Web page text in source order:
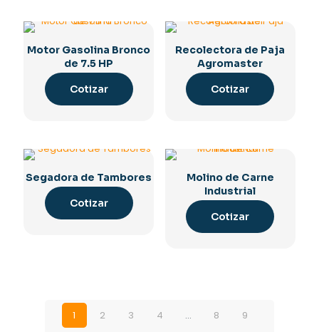
Motor Gasolina Bronco
de 7.5 HP
Cotizar
Recolectora de Paja
Agromaster
Cotizar
Segadora de Tambores
Cotizar
Molino de Carne
Industrial
Cotizar
1 2 3 4 … 8
9